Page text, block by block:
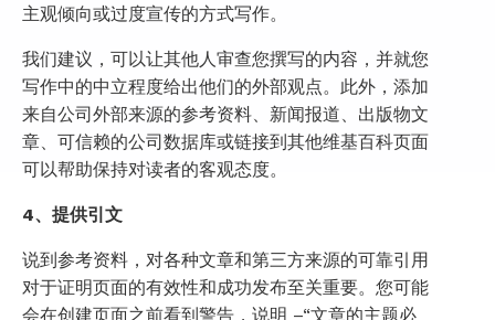
主观倾向或过度宣传的方式写作。
我们建议，可以让其他人审查您撰写的内容，并就您
写作中的中立程度给出他们的外部观点。此外，添加
来自公司外部来源的参考资料、新闻报道、出版物文
章、可信赖的公司数据库或链接到其他维基百科页面
可以帮助保持对读者的客观态度。
4、提供引文
说到参考资料，对各种文章和第三方来源的可靠引用
对于证明页面的有效性和成功发布至关重要。您可能
会在创建页面之前看到警告，说明 –“文章的主题必